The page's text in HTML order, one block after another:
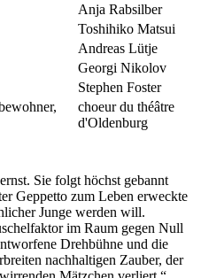
Anja Rabsilber
Toshihiko Matsui
Andreas Lütje
Georgi Nikolov
Stephen Foster
choeur du théâtre
d'Oldenburg
Sie folgt höchst gebannt
Geppetto zum Leben erweckte
Junge werden will.
im Raum gegen Null
Drehbühne und die
nachhaltigen Zauber, der